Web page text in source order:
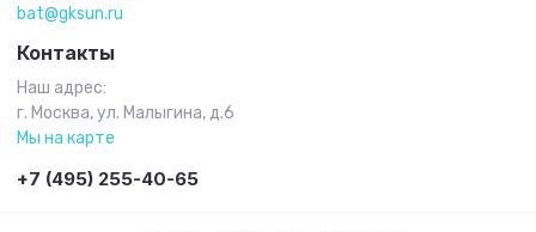
bat@gksun.ru
Контакты
Наш адрес:
г. Москва, ул. Малыгина, д.6
Мы на карте
+7 (495) 255-40-65